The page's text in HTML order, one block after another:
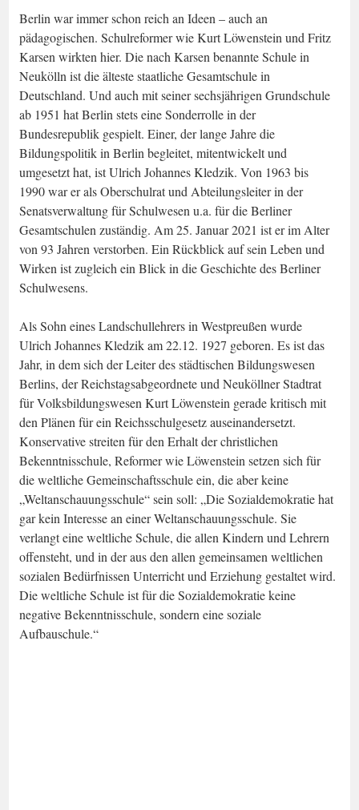
Berlin war immer schon reich an Ideen – auch an
pädagogischen. Schulreformer wie Kurt Löwenstein und Fritz
Karsen wirkten hier. Die nach Karsen benannte Schule in
Neukölln ist die älteste staatliche Gesamtschule in
Deutschland. Und auch mit seiner sechsjährigen Grundschule
ab 1951 hat Berlin stets eine Sonderrolle in der
Bundesrepublik gespielt. Einer, der lange Jahre die
Bildungspolitik in Berlin begleitet, mitentwickelt und
umgesetzt hat, ist Ulrich Johannes Kledzik. Von 1963 bis
1990 war er als Oberschulrat und Abteilungsleiter in der
Senatsverwaltung für Schulwesen u.a. für die Berliner
Gesamtschulen zuständig. Am 25. Januar 2021 ist er im Alter
von 93 Jahren verstorben. Ein Rückblick auf sein Leben und
Wirken ist zugleich ein Blick in die Geschichte des Berliner
Schulwesens.
Als Sohn eines Landschullehrers in Westpreußen wurde
Ulrich Johannes Kledzik am 22.12. 1927 geboren. Es ist das
Jahr, in dem sich der Leiter des städtischen Bildungswesen
Berlins, der Reichstagsabgeordnete und Neuköllner Stadtrat
für Volksbildungswesen Kurt Löwenstein gerade kritisch mit
den Plänen für ein Reichsschulgesetz auseinandersetzt.
Konservative streiten für den Erhalt der christlichen
Bekenntnisschule, Reformer wie Löwenstein setzen sich für
die weltliche Gemeinschaftsschule ein, die aber keine
„Weltanschauungsschule“ sein soll: „Die Sozialdemokratie hat
gar kein Interesse an einer Weltanschauungsschule. Sie
verlangt eine weltliche Schule, die allen Kindern und Lehrern
offensteht, und in der aus den allen gemeinsamen weltlichen
sozialen Bedürfnissen Unterricht und Erziehung gestaltet wird.
Die weltliche Schule ist für die Sozialdemokratie keine
negative Bekenntnisschule, sondern eine soziale
Aufbauschule.“